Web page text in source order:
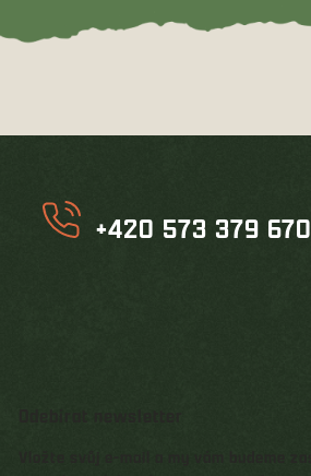
+420 573 379 670